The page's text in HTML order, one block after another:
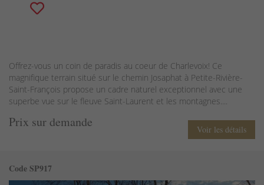
Offrez-vous un coin de paradis au coeur de Charlevoix! Ce
magnifique terrain situé sur le chemin Josaphat à Petite-Rivière-
Saint-François propose un cadre naturel exceptionnel avec une
superbe vue sur le fleuve Saint-Laurent et les montagnes....
Prix sur demande Voir les détails
Code SP917